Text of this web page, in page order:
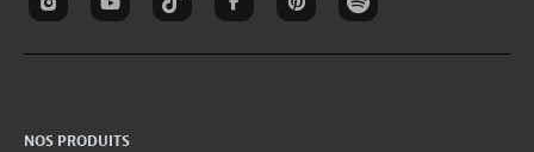
NOS PRODUITS